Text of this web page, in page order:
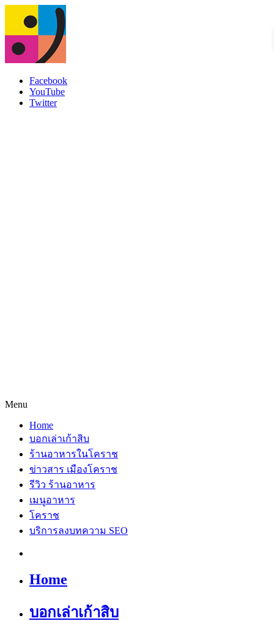
Facebook
YouTube
Twitter
Menu
Home
บอกเล่าเก้าสิบ
ร้านอาหารในโคราช
ข่าวสาร เมืองโคราช
รีวิว ร้านอาหาร
เมนูอาหาร
โคราช
บริการลงบทความ SEO
Home
บอกเล่าเก้าสิบ